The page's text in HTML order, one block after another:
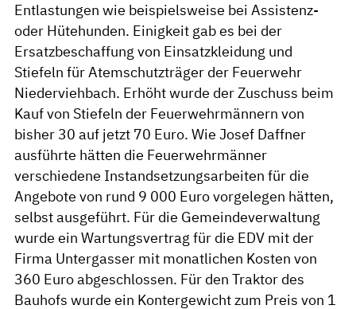
Entlastungen wie beispielsweise bei Assistenz-
oder Hütehunden. Einigkeit gab es bei der
Ersatzbeschaffung von Einsatzkleidung und
Stiefeln für Atemschutzträger der Feuerwehr
Niederviehbach. Erhöht wurde der Zuschuss beim
Kauf von Stiefeln der Feuerwehrmännern von
bisher 30 auf jetzt 70 Euro. Wie Josef Daffner
ausführte hätten die Feuerwehrmänner
verschiedene Instandsetzungsarbeiten für die
Angebote von rund 9 000 Euro vorgelegen hätten,
selbst ausgeführt. Für die Gemeindeverwaltung
wurde ein Wartungsvertrag für die EDV mit der
Firma Untergasser mit monatlichen Kosten von
360 Euro abgeschlossen. Für den Traktor des
Bauhofs wurde ein Kontergewicht zum Preis von 1